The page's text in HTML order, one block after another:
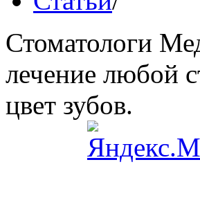
Стоматологи
лечение любой
цвет зубов.